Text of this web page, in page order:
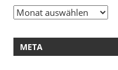
Archiv
META